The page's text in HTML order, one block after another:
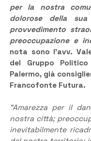
per la nostra
dolorose della
provvedimento
preoccupazione e
nota sono l’avv.
del Gruppo
Palermo, già
Francofonte Futura.
“Amarezza per il
nostra città;
inevitabilmente